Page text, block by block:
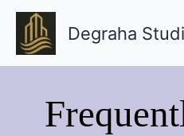
Skip
content
Degraha